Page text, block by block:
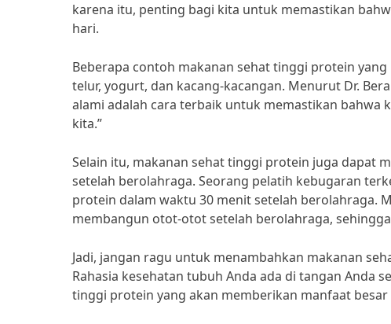
karena itu, penting bagi kita untuk memastikan
hari.
Beberapa contoh makanan sehat tinggi protein
telur, yogurt, dan kacang-kacangan. Menurut Dr.
alami adalah cara terbaik untuk memastikan
kita.”
Selain itu, makanan sehat tinggi protein juga dapat
setelah berolahraga. Seorang pelatih kebugaran
protein dalam waktu 30 menit setelah berolahraga.
membangun otot-otot setelah berolahraga,
Jadi, jangan ragu untuk menambahkan makanan
Rahasia kesehatan tubuh Anda ada di tangan Anda
tinggi protein yang akan memberikan manfaat